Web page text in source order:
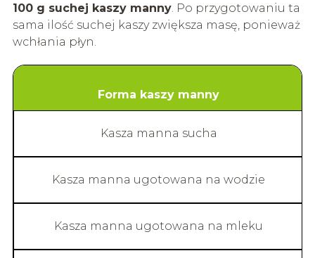
100 g suchej kaszy manny. Po przygotowaniu ta
sama ilość suchej kaszy zwiększa masę, ponieważ
wchłania płyn.
Forma kaszy manny
Kasza manna sucha
Kasza manna ugotowana na wodzie
Kasza manna ugotowana na mleku